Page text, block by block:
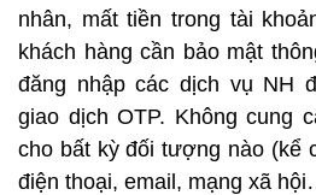
nhân, mất tiền trong tài
khách hàng cần bảo mật
đăng nhập các dịch vụ NH
giao dịch OTP. Không cung
cho bất kỳ đối tượng nào (kể
điện thoại, email, mạng xã